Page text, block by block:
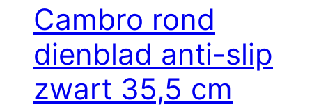
Cambro rond
dienblad anti-slip
zwart 35,5 cm